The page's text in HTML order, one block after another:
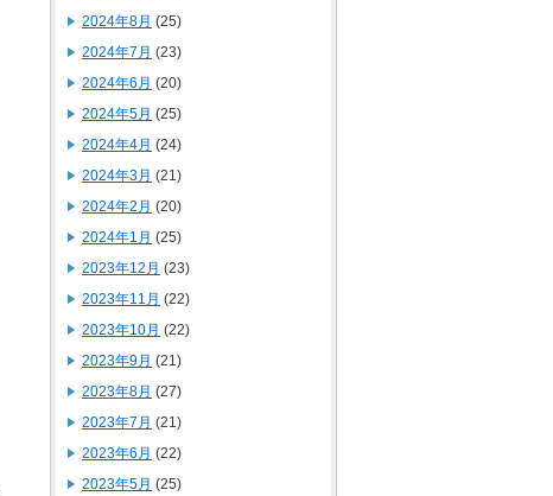
2024年8月 (25)
2024年7月 (23)
2024年6月 (20)
2024年5月 (25)
2024年4月 (24)
2024年3月 (21)
2024年2月 (20)
2024年1月 (25)
2023年12月 (23)
2023年11月 (22)
2023年10月 (22)
2023年9月 (21)
2023年8月 (27)
2023年7月 (21)
2023年6月 (22)
2023年5月 (25)